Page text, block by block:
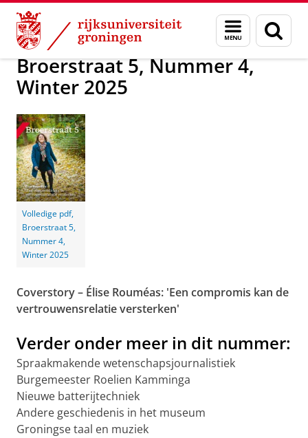
Skip
Content
Skip
Navigation
Menu
en
zoeken
Alumni Magazine Broerstraat 5 Broerstraat 5
Broerstraat 5, Nummer 4,
Winter 2025
Volledige pdf,
Broerstraat 5,
Nummer 4,
Winter 2025
Coverstory – Élise Rouméas: 'Een compromis kan de
vertrouwensrelatie versterken'
Verder onder meer in dit nummer:
Spraakmakende wetenschapsjournalistiek
Burgemeester Roelien Kamminga
Nieuwe batterijtechniek
Andere geschiedenis in het museum
Groningse taal en muziek